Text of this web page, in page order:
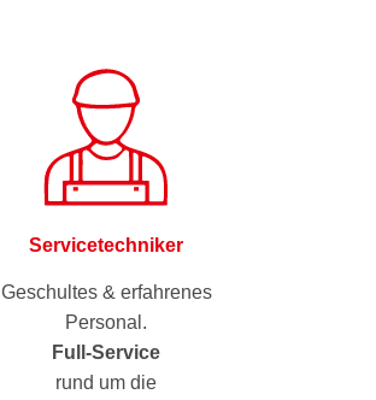
Servicetechniker
Geschultes & erfahrenes
Personal.
Full-Service
rund um die